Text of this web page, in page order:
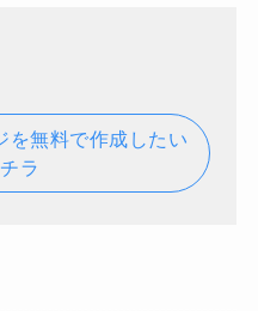
を無料で作成したい
ラ